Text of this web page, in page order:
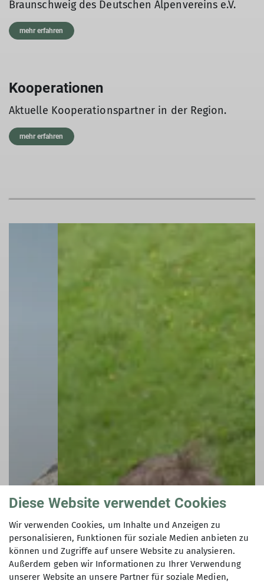
Braunschweig des Deutschen Alpenvereins e.V.
mehr erfahren
Kooperationen
Aktuelle Kooperationspartner in der Region.
mehr erfahren
Diese Website verwendet Cookies
Wir verwenden Cookies, um Inhalte und Anzeigen zu
personalisieren, Funktionen für soziale Medien anbieten zu
können und Zugriffe auf unsere Website zu analysieren.
Außerdem geben wir Informationen zu Ihrer Verwendung
unserer Website an unsere Partner für soziale Medien,